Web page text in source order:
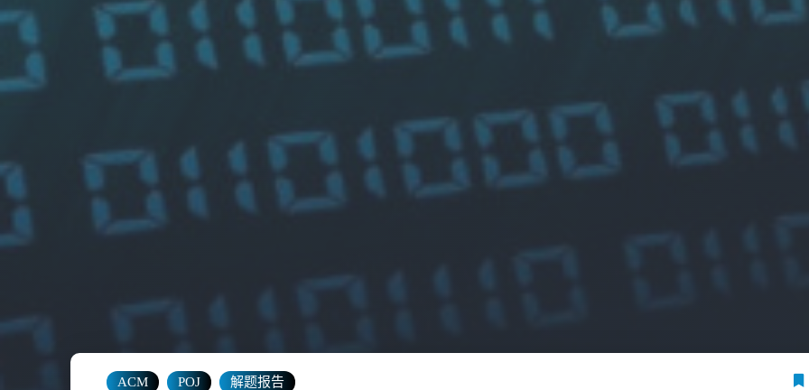
ACM POJ 解题报告